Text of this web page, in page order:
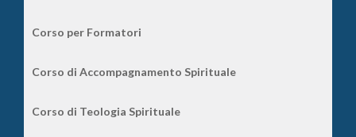
Corso per Formatori
Corso di Accompagnamento Spirituale
Corso di Teologia Spirituale